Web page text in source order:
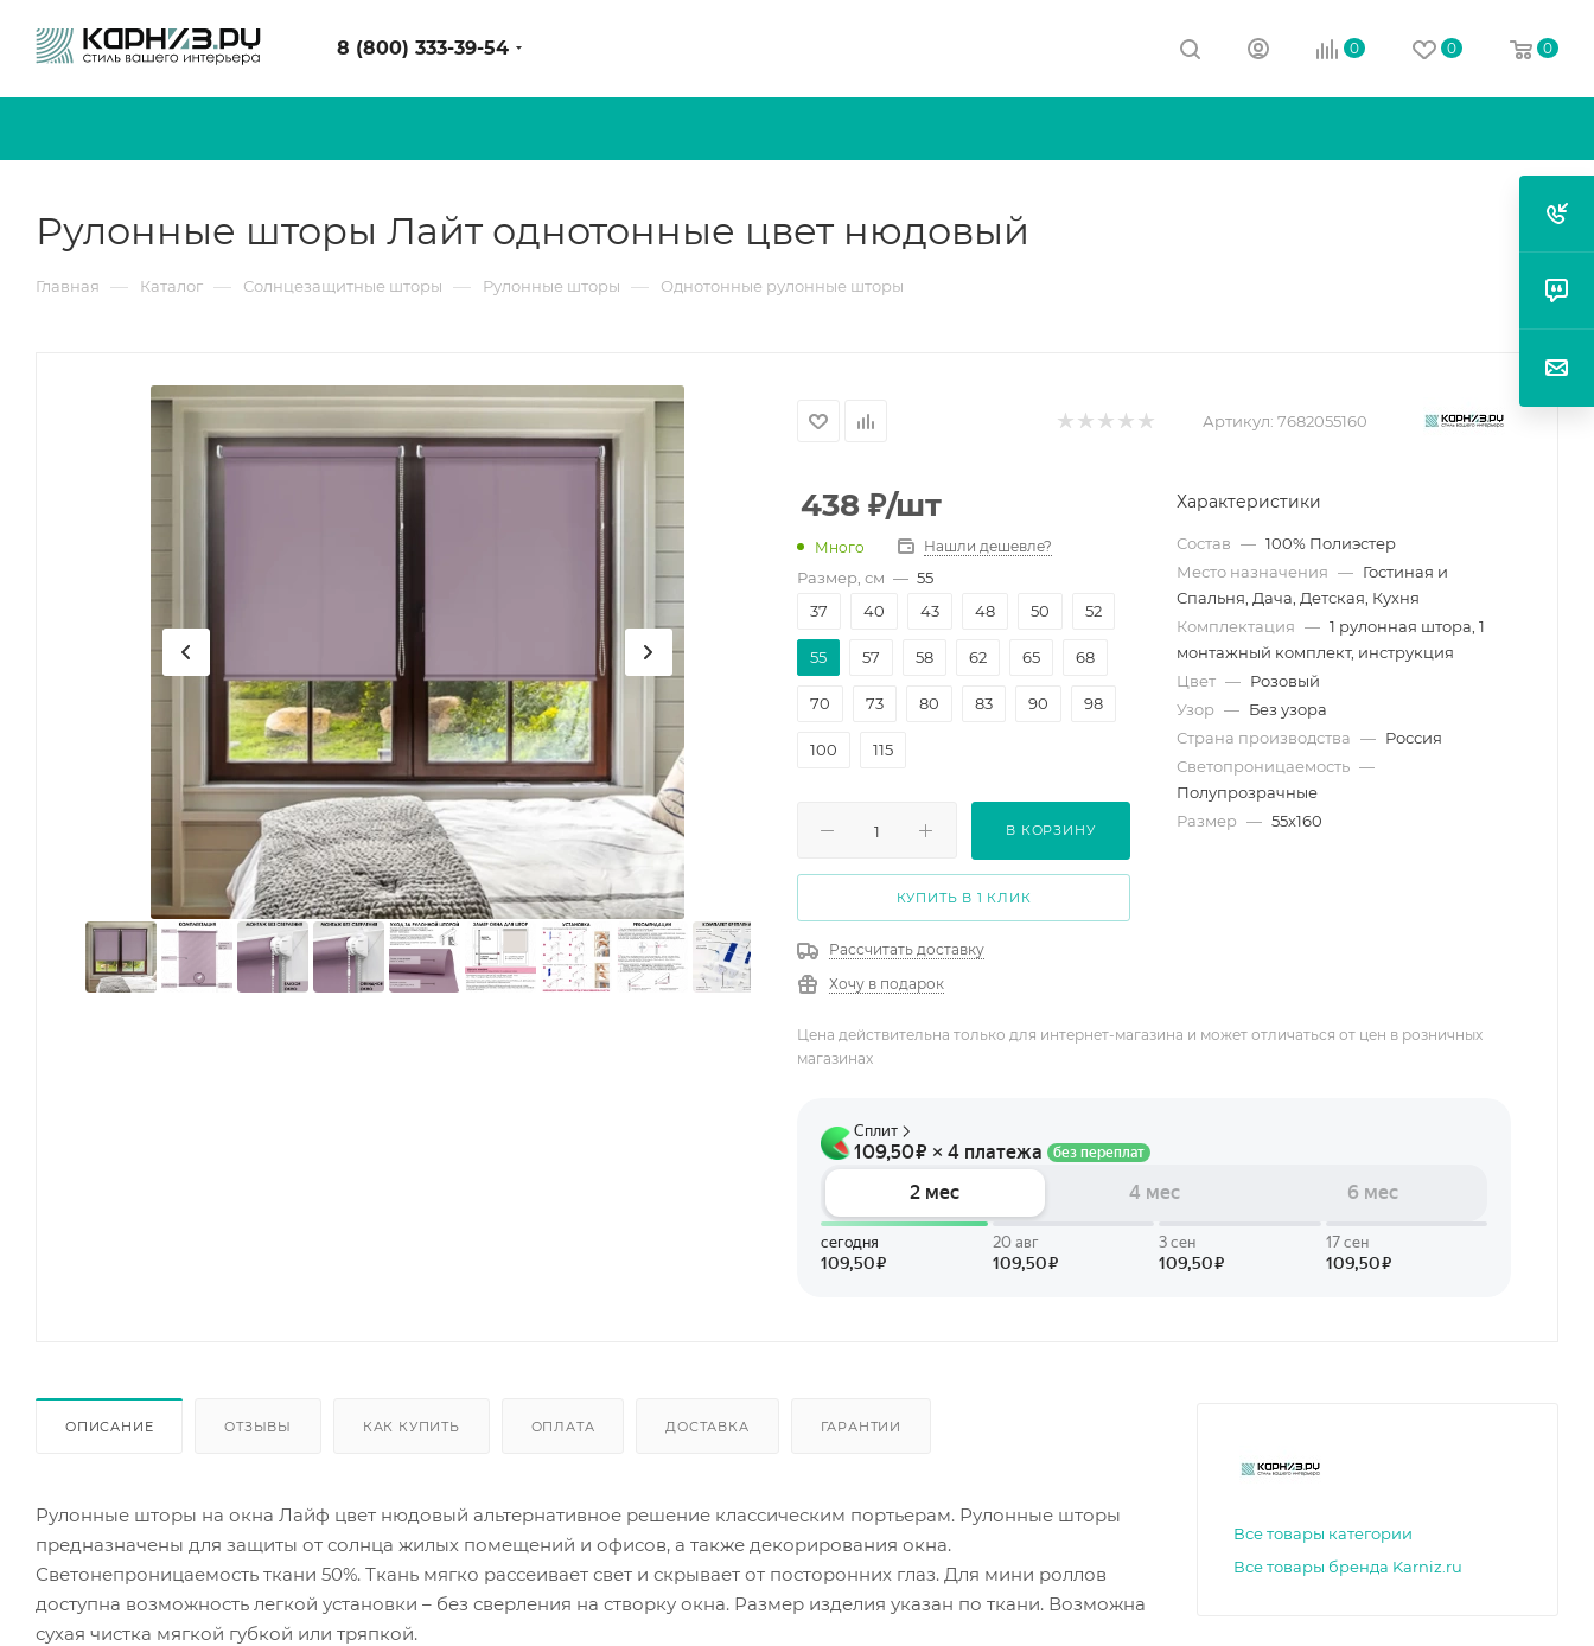
8 (800) 333-39-54 0 0 0
Рулонные шторы Лайт однотонные цвет нюдовый
Главная — Каталог — Солнцезащитные шторы — Рулонные шторы — Однотонные рулонные шторы
Артикул: 7682055160
438 ₽/шт
Много Нашли дешевле?
Размер, см — 55
37
40 43 48 50 52
55 57 58 62 65 68
70 73 80 83 90 98
100 115
В КОРЗИНУ
КУПИТЬ В 1 КЛИК
Рассчитать доставку
Хочу в подарок
Характеристики
Состав — 100% Полиэстер
Место назначения — Гостиная и
Спальня, Дача, Детская, Кухня
Комплектация — 1 рулонная штора, 1
монтажный комплект, инструкция
Цвет — Розовый
Узор — Без узора
Страна производства — Россия
Светопроницаемость —
Полупрозрачные
Размер — 55х160
Цена действительна только для интернет-магазина и может отличаться от цен в розничных
магазинах
ОПИСАНИЕ ОТЗЫВЫ КАК КУПИТЬ ОПЛАТА ДОСТАВКА ГАРАНТИИ
Рулонные шторы на окна Лайф цвет нюдовый альтернативное решение классическим портьерам. Рулонные шторы
предназначены для защиты от солнца жилых помещений и офисов, а также декорирования окна.
Светонепроницаемость ткани 50%. Ткань мягко рассеивает свет и скрывает от посторонних глаз. Для мини роллов
доступна возможность легкой установки – без сверления на створку окна. Размер изделия указан по ткани. Возможна
сухая чистка мягкой губкой или тряпкой.
Все товары категории
Все товары бренда Karniz.ru